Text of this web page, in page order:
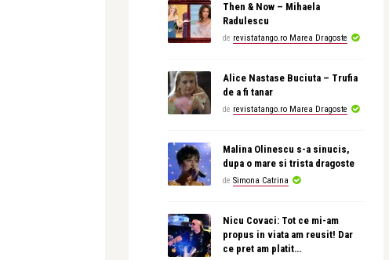
Then & Now – Mihaela
Radulescu
de revistatango.ro Marea Dragoste
Alice Nastase Buciuta – Trufia
de a fi tanar
de revistatango.ro Marea Dragoste
Malina Olinescu s-a sinucis,
dupa o mare si trista dragoste
de Simona Catrina
Nicu Covaci: Tot ce mi-am
propus in viata am reusit! Dar
ce pret am platit…